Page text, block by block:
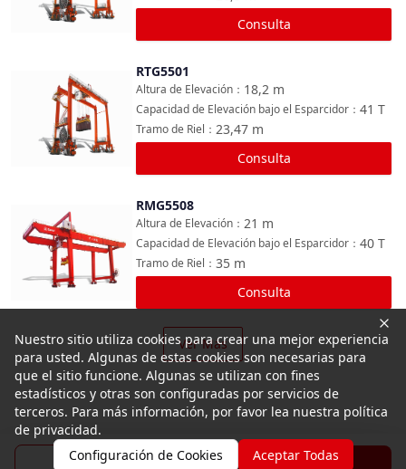
Consulta
Comparar
RTG5501
18,2 m
Altura de Elevación ：
41 T
Capacidad de Elevación bajo el Esparcidor ：
23,47 m
Tramo de Riel ：
Consulta
Comparar
RMG5508
21 m
Altura de Elevación ：
40 T
Capacidad de Elevación bajo el Esparcidor ：
35 m
Tramo de Riel ：
Consulta
Ver Más
Folleto Consulta
Nuestro sitio utiliza cookies para crear una mejor experiencia
para usted. Algunas de estas cookies son necesarias para
que el sitio funcione. Algunas se utilizan con fines
estadísticos y otras son configuradas por servicios de
terceros. Para más información, por favor lea nuestra política
de privacidad.
Configuración de Cookies
Aceptar Todas